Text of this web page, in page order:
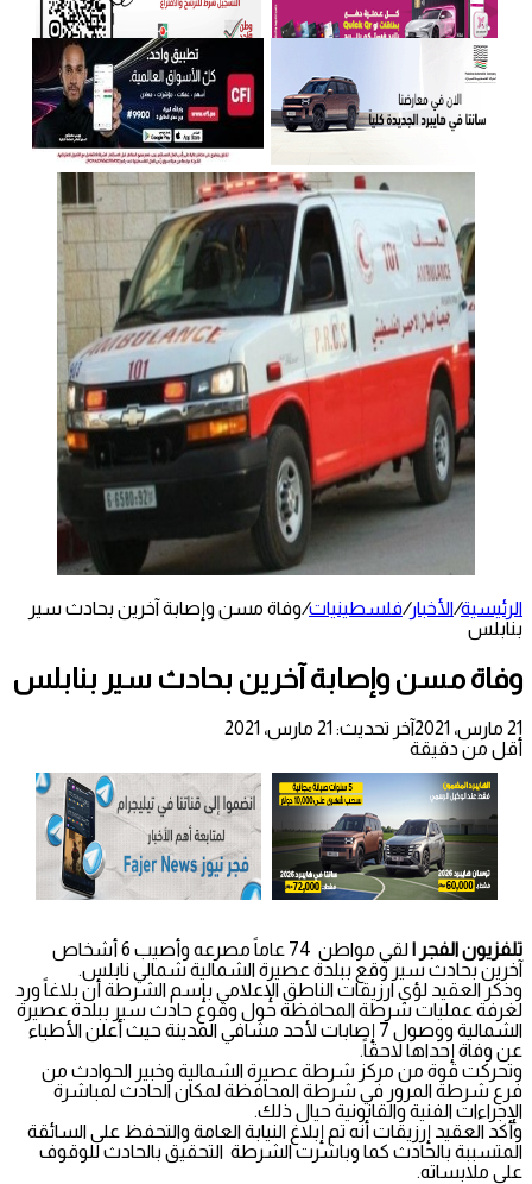
الرئيسية/الأخبار/فلسطينيات/وفاة مسن وإصابة آخرين بحادث سير
بنابلس
وفاة مسن وإصابة آخرين بحادث سير بنابلس
21 مارس، 2021
آخر تحديث: 21 مارس، 2021
أقل من دقيقة
تلفزيون الفجر |
لقي مواطن 74 عاماً مصرعه وأصيب 6 أشخاص
آخرين بحادث سير وقع ببلدة عصيرة الشمالية شمالي نابلس.
وذكر العقيد لؤي ارزيقات الناطق الإعلامي بإسم الشرطة أن بلاغاً ورد
لغرفة عمليات شرطة المحافظة حول وقوع حادث سير ببلدة عصيرة
الشمالية ووصول 7 إصابات لأحد مشافي المدينة حيث أعلن الأطباء
عن وفاة إحداها لاحقاً.
وتحركت قوة من مركز شرطة عصيرة الشمالية وخبير الحوادث من
فرع شرطة المرور في شرطة المحافظة لمكان الحادث لمباشرة
الإجراءات الفنية والقانونية حيال ذلك.
وأكد العقيد إرزيقات أنه تم إبلاغ النيابة العامة والتحفظ على السائقة
المتسببة بالحادث كما وباشرت الشرطة التحقيق بالحادث للوقوف
على ملابساته.